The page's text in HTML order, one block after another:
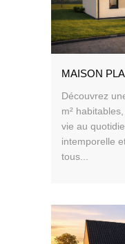
MAISON
Découvrez
m²
vie au
intemporelle
tous...